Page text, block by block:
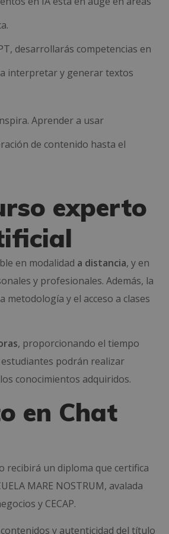
desarrollarás competencias en
interpretar y generar textos
Aprender a usar
de contenido hasta el
experto
en modalidad a distancia, y en
y profesionales. Además, la
y el acceso a clases
, proporcionando el tiempo
podrán realizar
conocimientos adquiridos.
en Chat
recibirá un diploma que certifica
MARE NOSTRUM, avalada
y CECAP.
y autenticidad del título